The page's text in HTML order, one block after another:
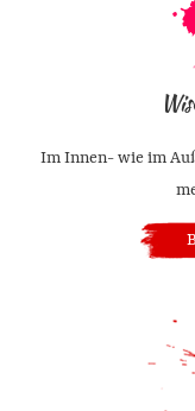
Im Innen- wie im